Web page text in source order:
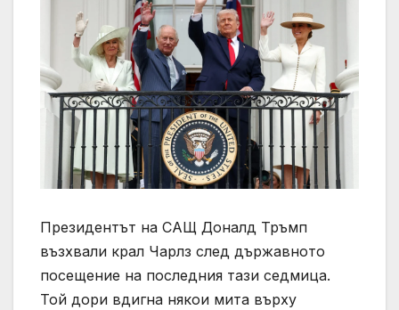
Президентът на САЩ Доналд Тръмп
възхвали крал Чарлз след държавното
посещение на последния тази седмица.
Той дори вдигна някои мита върху